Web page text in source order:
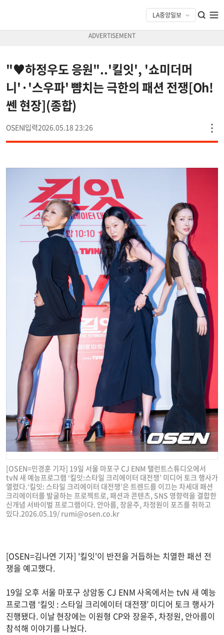
"♥하정우도 응원"..'킬잇', '쇼미더머
니'·'스우파' 뺨치는 극한의 패션 전쟁[Oh!
쎈 현장](종합)
OSEN 2026.05.18 23:26
[OSEN=민경훈 기자] 19일 서울 마포구 CJ ENM 탤런트스튜디오에서
tvN 새 예능프로그램 ‘킬잇:스타일 크리에이터 대전쟁’ 미디어 토크 행사가
열렸다.‘킬잇: 스타일 크리에이터 대전쟁’은 트렌드를 이끄는 차세대 패션
크리에이터를 발굴하는 프로젝트로, 패션과 콘텐츠, SNS 영향력을 결합한
신개념 서바이벌 프로그램이다. 안아름, 장윤주, 차정원이 포즈를 취하고
있다.2026.05.19/ rumi@osen.co.kr
[OSEN=김나연 기자] '킬잇'이 반전을 거듭하는 치열한 패션 전
쟁을 예고했다.
19일 오후 서울 마포구 상암동 CJ ENM 사옥에서는 tvN 새 예능
프로그램 ‘킬잇 : 스타일 크리에이터 대전쟁’ 미디어 토크 행사가
진행됐다. 이날 현장에는 이원형 CP와 장윤주, 차정원, 안아름이
참석해 이야기를 나눴다.